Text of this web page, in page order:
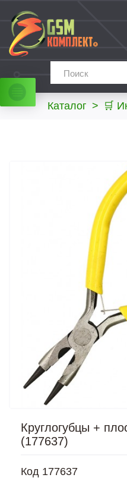
Каталог > 🛒
Круглогубцы +
(177637)
Код 177637